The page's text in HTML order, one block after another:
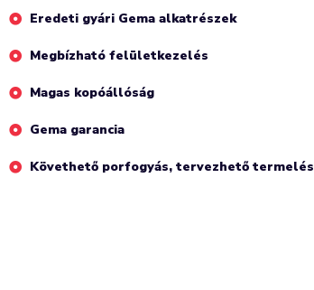
Eredeti gyári Gema alkatrészek
Megbízható felületkezelés
Magas kopóállóság
Gema garancia
Követhető porfogyás, tervezhető termelés